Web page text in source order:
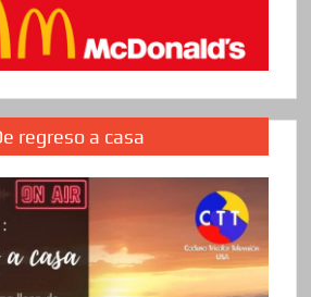
regreso a casa